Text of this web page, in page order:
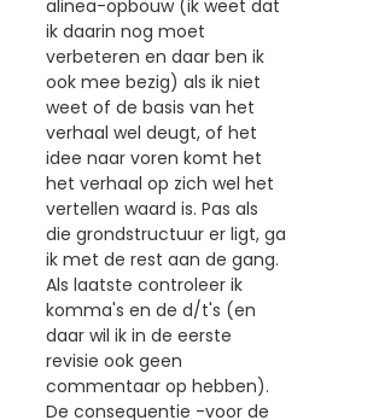
alinea-opbouw (ik weet dat
ik daarin nog moet
verbeteren en daar ben ik
ook mee bezig) als ik niet
weet of de basis van het
verhaal wel deugt, of het
idee naar voren komt het
het verhaal op zich wel het
vertellen waard is. Pas als
die grondstructuur er ligt, ga
ik met de rest aan de gang.
Als laatste controleer ik
komma's en de d/t's (en
daar wil ik in de eerste
revisie ook geen
commentaar op hebben).
De consequentie -voor de